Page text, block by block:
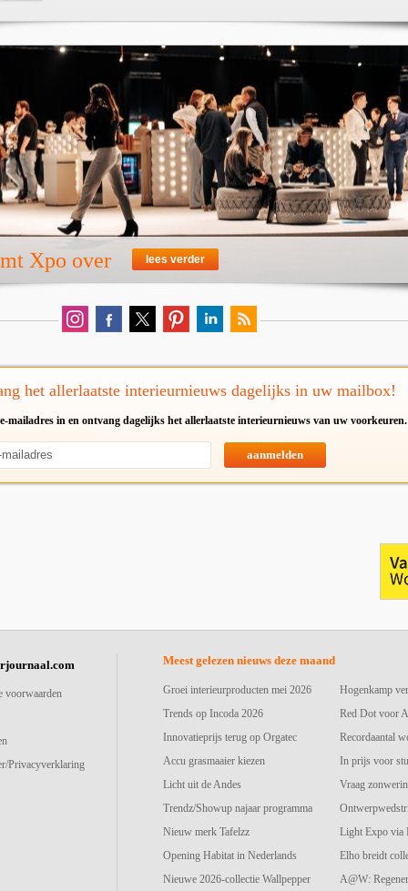
Xpo over lees verder
het allerlaatste interieurnieuws dagelijks in uw mailbox!
mailadres in en ontvang dagelijks het allerlaatste interieurnieuws van uw voorkeuren.
aanmelden
voorwaarden
Privacyverklaring
Meest gelezen nieuws deze maand
Groei interieurproducten mei 2026
Trends op Incoda 2026
Innovatieprijs terug op Orgatec
Accu grasmaaier kiezen
Licht uit de Andes
Trendz/Showup najaar programma
Nieuw merk Tafelzz
Opening Habitat in Nederlands
Nieuwe 2026-collectie Wallpepper
Hogenkamp
Red Dot voor
Recordaantal
In prijs voor
Vraag
Light Expo via
Elho breidt
A@W: